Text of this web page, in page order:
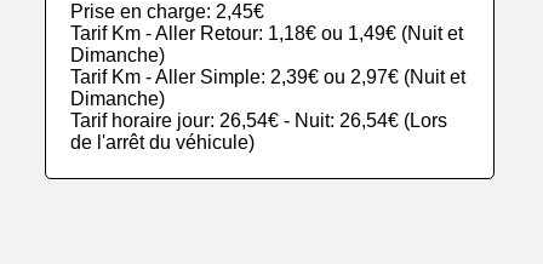
Prise en charge: 2,45€
Tarif Km - Aller Retour: 1,18€ ou 1,49€ (Nuit et
Dimanche)
Tarif Km - Aller Simple: 2,39€ ou 2,97€ (Nuit et
Dimanche)
Tarif horaire jour: 26,54€ - Nuit: 26,54€ (Lors
de l'arrêt du véhicule)